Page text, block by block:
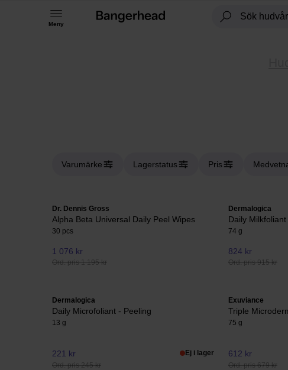
Meny
Varumärke Lagerstatus Pris
Dr. Dennis Gross
Alpha Beta Universal Daily Peel Wipes
30 pcs
1 076 kr
Ord. pris 1 195 kr
Dermalogica
Daily Milkfoliant
74 g
824 kr
Ord. pris 915 kr
Dermalogica
Daily Microfoliant - Peeling
13 g
221 kr
Ord. pris 245 kr
Ej i lager
Exuviance
Triple
75 g
612 kr
Ord. pris 679 kr